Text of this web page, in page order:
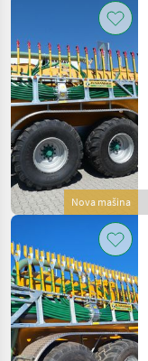
Nova mašina